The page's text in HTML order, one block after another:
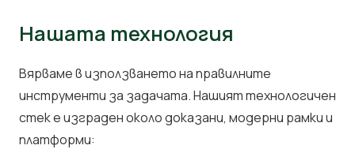
Нашата технология
Вярваме в използването на правилните
инструменти за задачата. Нашият технологичен
стек е изграден около доказани, модерни рамки и
платформи: